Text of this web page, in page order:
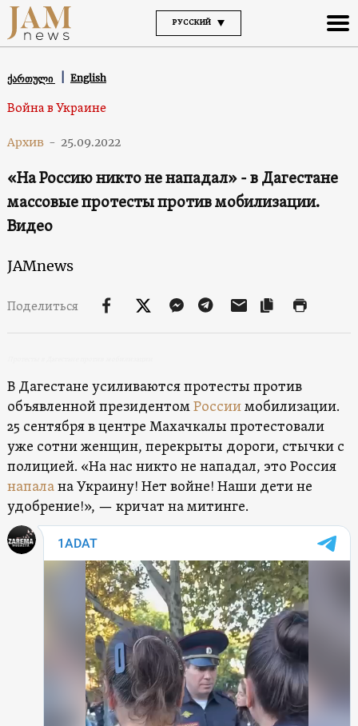
РУССКИЙ
ქართული English
Война в Украине
Архив - 25.09.2022
«На Россию никто не нападал» - в Дагестане
массовые протесты против мобилизации.
Видео
JAMnews
Поделиться
В Дагестане усиливаются протесты против
объявленной президентомРоссиимобилизации.
25 сентября в центре Махачкалы протестовали
уже сотни женщин, перекрыты дороги, стычки с
полицией. «На нас никто не нападал, это Россия
напалана Украину! Нет войне! Наши дети не
удобрение!», — кричат на митинге.